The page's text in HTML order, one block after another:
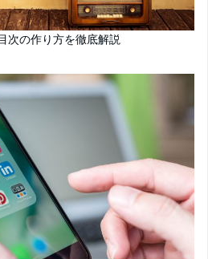
次の作り方を徹底解説